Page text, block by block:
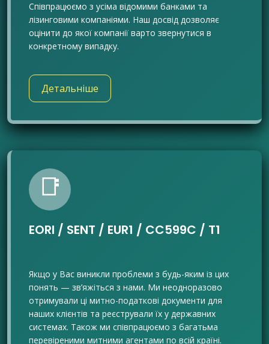
Співпрацюємо з усіма відомими банками та
лізинговими компаніями. Наш досвід дозволяє
оцінити до якої компанії варто звернутися в
конкретному випадку.
Детальніше
📑
EORI / SENT / EUR1 / CC599C / T1
Якщо у Вас виникли проблеми з будь-яким із цих
понять — зв’яжіться з нами. Ми неодноразово
отримували ці митно-податкові документи для
наших клієнтів та реєстрували їх у державних
системах. Також ми співпрацюємо з багатьма
перевіреними митними агентами по всій країні.